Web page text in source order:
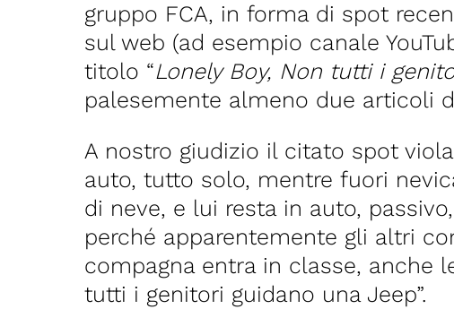
gruppo FCA, in forma di spot
sul web (ad esempio canale
titolo “Lonely Boy, Non tutti i
palesemente almeno due articoli
A nostro giudizio il citato spot viola
auto, tutto solo, mentre fuori
di neve, e lui resta in auto,
perché apparentemente gli altri
compagna entra in classe, anche
tutti i genitori guidano una Jeep”.